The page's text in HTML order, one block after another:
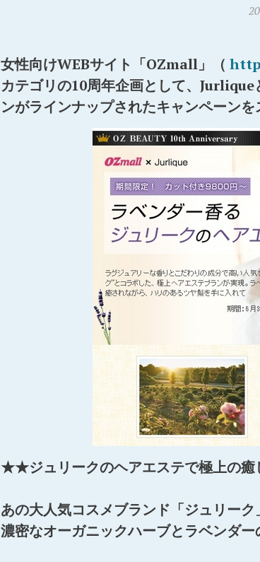
女性向けWEBサイト「OZmall」（
カテゴリの10周年企画として、
ンがラインナップされたキャンペーンを
★★ジュリークのヘアエステで極上の癒
あの大人気コスメブランド「ジュリーク
濃密なオーガニックハーブとラベンダ